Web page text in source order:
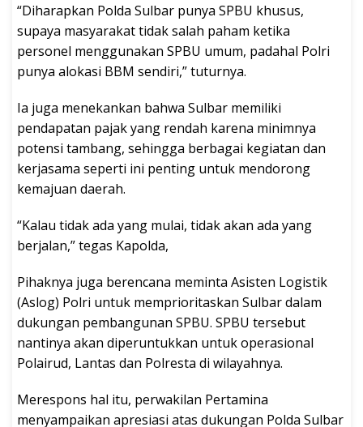
“Diharapkan Polda Sulbar punya SPBU khusus,
supaya masyarakat tidak salah paham ketika
personel menggunakan SPBU umum, padahal Polri
punya alokasi BBM sendiri,” tuturnya.
Ia juga menekankan bahwa Sulbar memiliki
pendapatan pajak yang rendah karena minimnya
potensi tambang, sehingga berbagai kegiatan dan
kerjasama seperti ini penting untuk mendorong
kemajuan daerah.
“Kalau tidak ada yang mulai, tidak akan ada yang
berjalan,” tegas Kapolda,
Pihaknya juga berencana meminta Asisten Logistik
(Aslog) Polri untuk memprioritaskan Sulbar dalam
dukungan pembangunan SPBU. SPBU tersebut
nantinya akan diperuntukkan untuk operasional
Polairud, Lantas dan Polresta di wilayahnya.
Merespons hal itu, perwakilan Pertamina
menyampaikan apresiasi atas dukungan Polda Sulbar